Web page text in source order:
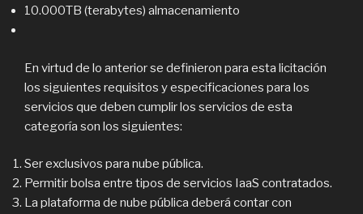
10.000TB (terabytes) almacenamiento
En virtud de lo anterior se definieron para esta licitación
los siguientes requisitos y especificaciones para los
servicios que deben cumplir los servicios de esta
categoría son los siguientes:
Ser exclusivos para nube pública.
Permitir bolsa entre tipos de servicios IaaS contratados.
La plataforma de nube pública deberá contar con